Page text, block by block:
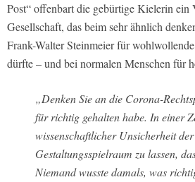
Post“ offenbart die gebürtige Kielerin ein
Gesellschaft, das beim sehr ähnlich
Frank-Walter Steinmeier für
dürfte – und bei normalen Menschen für
„Denken Sie an die Corona-
für richtig gehalten habe. In einer
wissenschaftlicher Unsicherheit
Gestaltungsspielraum zu lassen,
Niemand wusste damals, was